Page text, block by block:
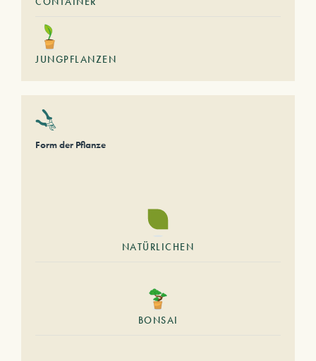
JUNGPFLANZEN
Form der Pflanze
NATÜRLICHEN
BONSAI